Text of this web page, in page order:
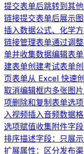
提交表单后跳转到其
链接提交表单后展示
插入数据公式、化学
链接管理表单通过调
单并收集数据编辑表
建表单创建考试表单
页表单从 Excel 快速
取消编辑框内多张图
项删除和复制表单选
入视频插入音频数据
选项赋值收集附件字
排序描述字段：只展
扩展属性：区分发布